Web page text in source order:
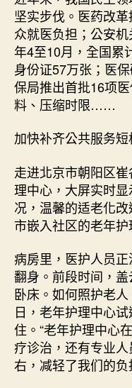
坚实步伐。医药改
众就医负担；公安
年4至10月，全国累
身份证57万张；医
保局推出首批16项
料、压缩时限……
加快补齐公共服务
走进北京市朝阳区
理中心，大屏实时
况，温馨的适老化
市嵌入社区的老年
病房里，医护人员
翻身。前段时间，
卧床。如何照护老
日，老年护理中心
住。“老年护理中心
疗诊治，还有专业
右，减轻了我们的负